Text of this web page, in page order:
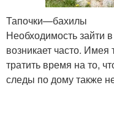
Тапочки—бахилы
Необходимость зайти
возникает часто. Имея
тратить время на то,
следы по дому также